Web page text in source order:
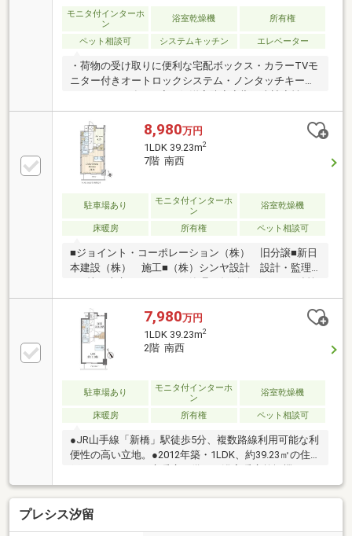
モニタ付インターホ
ン
浴室乾燥機 所有権
ペット相談可 システムキッチン エレベーター
・荷物の受け取りに便利な宅配ボックス・カラーTVモ
ニター付きオートロックシステム・ノンタッチキーシ
高めており、音漏れや外部からの音を軽減し、在宅や
趣味の時間にも適した空間となっております。―設
備・仕様―「キッチン」IH式クッキングヒーター制振
シンク浄水器一体型シャワー水栓「浴室」ミストサウ
ナ機能付浴室暖房乾燥機フルオートバスシステムカラ
リ床（TOTO）「洗面室」三面鏡裏収納を備えた洗面
化粧台
8,980万円
1LDK 39.23m2
7階 南西
駐車場あり
モニタ付インターホ
ン
浴室乾燥機
床暖房 所有権 ペット相談可
■ジョイント・コーポレーション（株） 旧分譲■新日
本建設（株） 施工■（株）シンヤ設計 設計・監理
コンクリート）造地上13階建■2012年6月築 ■ペット
飼育可（飼育細則有）■24時間ゴミ出し可能■宅配ボッ
クス■TVモニター付きインターホン■オートロック
■1LDK+WIC／39.23m2■7階部分南西向き住戸■カウン
ターキッチン■WIC付きで収納充実
7,980万円
1LDK 39.23m2
2階 南西
駐車場あり
モニタ付インターホ
ン
浴室乾燥機
床暖房 所有権 ペット相談可
●JR山手線「新橋」駅徒歩5分、複数路線利用可能な利
便性の高い立地。●2012年築・1LDK、約39.23㎡の住
ォークインクローゼットなど快適な暮らしを支える設
備が充実。●オートロックや防犯カメラ、ノンタッチ
キーシステムを採用し、セキュリティにも配慮されて
います。●24時間ゴミ出し可能、宅配ボックス、ペッ
プレシス汐留